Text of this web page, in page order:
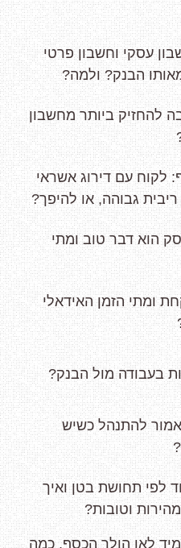
עסקי וחשבון פרטי
הבנק? ולמה?
להחזיק ביותר מחשבון
לקוח עם דירוג אשראי
גבוהה, או להיפך?
הוא דבר טוב ומתי
ומתי הזמן האידאלי
בעבודה מול הבנק?
להתנהל כשיש
לפי תחושת בטן ואיך
וטובות?
לאן הולך הכסף, כמה